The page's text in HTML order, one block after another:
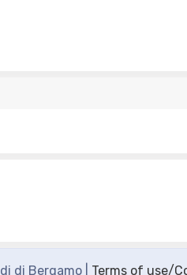
di Bergamo | Terms of use/